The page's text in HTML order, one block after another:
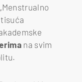
na svim